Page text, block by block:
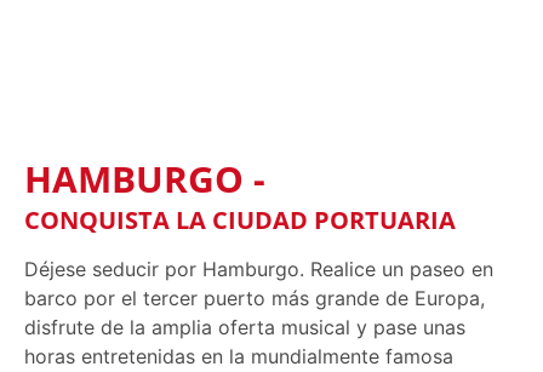
HAMBURGO -
CONQUISTA LA CIUDAD PORTUARIA
Déjese seducir por Hamburgo. Realice un paseo en
barco por el tercer puerto más grande de Europa,
disfrute de la amplia oferta musical y pase unas
horas entretenidas en la mundialmente famosa